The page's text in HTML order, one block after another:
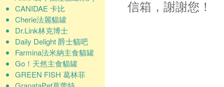
CANIDAE 卡比
Cherie法麗貓罐
Dr.Link林克博士
Daily Delight 爵士貓吧
Farmina法米納主食貓罐
Go！天然主食貓罐
GREEN FISH 葛林菲
信箱，謝謝您！